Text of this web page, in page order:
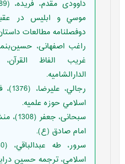
موسي و ابليس در
دوفصلنامه مطالعات
غریب الفاظ القرآن،
الدارالشامیه.
اسلامي حوزه علميه.
سبحانی،
امام صادق (ع).
اسلامي، ترجمه حسين